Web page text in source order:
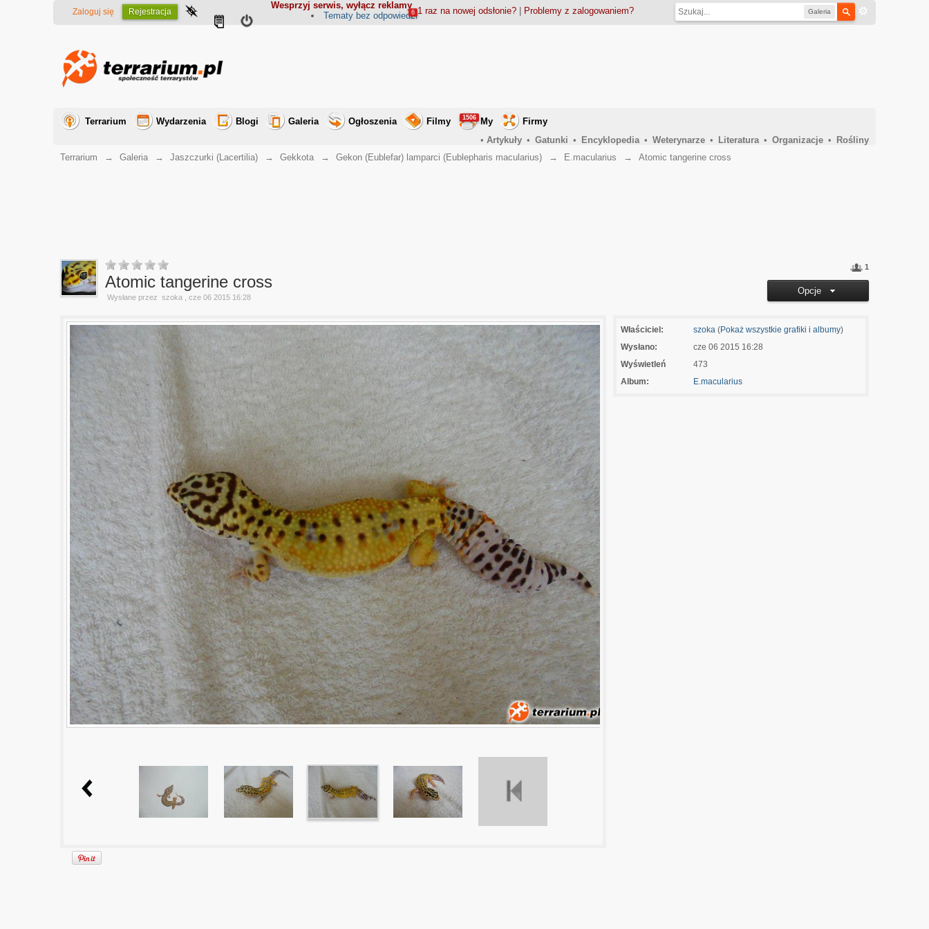
Wesprzyj serwis, wyłącz reklamy
Galeria
Zaloguj się Rejestracja 1 raz na nowej odsłonie?| Problemy z zalogowaniem?
Tematy bez odpowiedzi
6
Terrarium Wydarzenia Blogi Galeria Ogłoszenia Filmy My
1506
Firmy
• Artykuły • Gatunki • Encyklopedia • Weterynarze • Literatura • Organizacje •
Rośliny
Terrarium
→ Galeria → Jaszczurki (Lacertilia) → Gekkota → Gekon (Eublefar) lamparci (Eublepharis macularius) → E.macularius → Atomic tangerine cross
1
Opcje
Atomic tangerine cross
Wysłane przez szoka , cze 06 2015 16:28
Właściciel: szoka(Pokaż wszystkie grafiki i albumy)
Wysłano:
cze 06 2015 16:28
Wyświetleń
473
Album:
E.macularius